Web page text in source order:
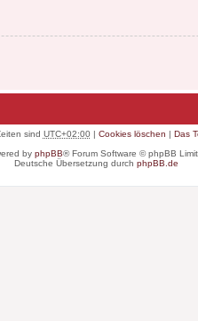
sind UTC+02:00| Cookies löschen | Das
by phpBB® Forum Software © phpBB
Deutsche Übersetzung durch phpBB.de